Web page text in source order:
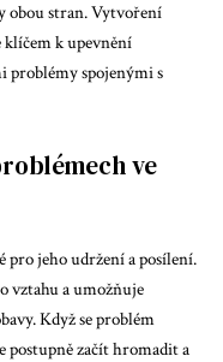
obou stran. Vytvoření
k upevnění
problémy spojenými s
ve
pro jeho udržení a posílení.
vztahu a umožňuje
Když se problém
postupně začít hromadit a